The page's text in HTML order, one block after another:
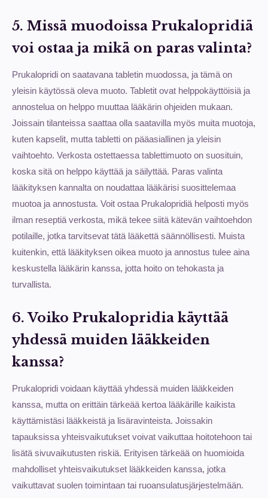
5. Missä muodoissa Prukalopridiä
voi ostaa ja mikä on paras valinta?
Prukalopridi on saatavana tabletin muodossa, ja tämä on
yleisin käytössä oleva muoto. Tabletit ovat helppokäyttöisiä ja
annostelua on helppo muuttaa lääkärin ohjeiden mukaan.
Joissain tilanteissa saattaa olla saatavilla myös muita muotoja,
kuten kapselit, mutta tabletti on pääasiallinen ja yleisin
vaihtoehto. Verkosta ostettaessa tablettimuoto on suosituin,
koska sitä on helppo käyttää ja säilyttää. Paras valinta
lääkityksen kannalta on noudattaa lääkärisi suosittelemaa
muotoa ja annostusta. Voit ostaa Prukalopridiä helposti myös
ilman reseptiä verkosta, mikä tekee siitä kätevän vaihtoehdon
potilaille, jotka tarvitsevat tätä lääkettä säännöllisesti. Muista
kuitenkin, että lääkityksen oikea muoto ja annostus tulee aina
keskustella lääkärin kanssa, jotta hoito on tehokasta ja
turvallista.
6. Voiko Prukalopridia käyttää
yhdessä muiden lääkkeiden
kanssa?
Prukalopridi voidaan käyttää yhdessä muiden lääkkeiden
kanssa, mutta on erittäin tärkeää kertoa lääkärille kaikista
käyttämistäsi lääkkeistä ja lisäravinteista. Joissakin
tapauksissa yhteisvaikutukset voivat vaikuttaa hoitotehoon tai
lisätä sivuvaikutusten riskiä. Erityisen tärkeää on huomioida
mahdolliset yhteisvaikutukset lääkkeiden kanssa, jotka
vaikuttavat suolen toimintaan tai ruoansulatusjärjestelmään.